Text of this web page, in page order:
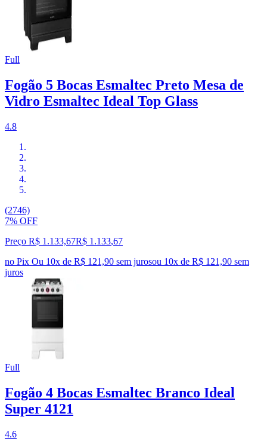
Full
Fogão 5 Bocas Esmaltec Preto Mesa de
Vidro Esmaltec Ideal Top Glass
4.8
(2746)
7% OFF
Preço R$ 1.133,67R$ 1.133,67
no Pix Ou 10x de R$ 121,90 sem jurosou 10x de R$ 121,90 sem
juros
Full
Fogão 4 Bocas Esmaltec Branco Ideal
Super 4121
4.6